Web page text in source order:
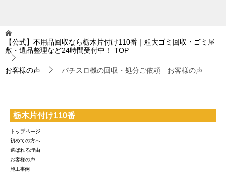
【公式】不用品回収なら栃木片付け110番｜粗大ゴミ回収・ゴミ屋
敷・遺品整理など24時間受付中！
TOP
お客様の声 パチスロ機の回収・処分ご依頼 お客様の声
栃木片付け110番
トップページ
初めての方へ
選ばれる理由
お客様の声
施工事例